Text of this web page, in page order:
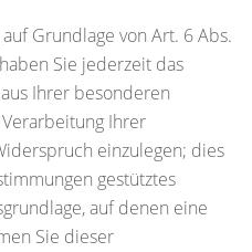
Grundlage von Art. 6 Abs.
Sie jederzeit das
Ihrer besonderen
Ihrer
einzulegen; dies
gestütztes
auf denen eine
Sie dieser